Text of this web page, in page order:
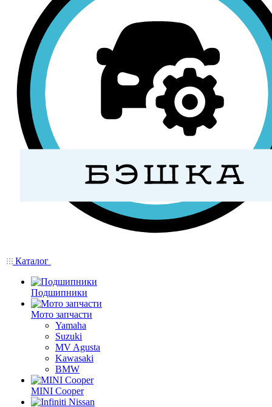
Каталог
Подшипники
Мото запчасти
Yamaha
Suzuki
MV Agusta
Kawasaki
BMW
MINI Cooper